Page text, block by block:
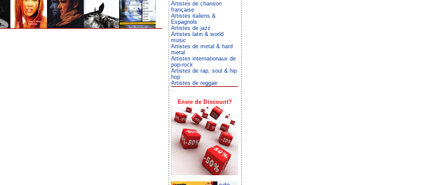
Artistes de chanson
française
Artistes italiens &
Espagnols
Artistes de jazz
Artistes latin & world
music
Artistes de metal & hard
metal
Artistes internationaux de
pop-rock
Artistes de rap, soul & hip
hop
Artistes de reggae